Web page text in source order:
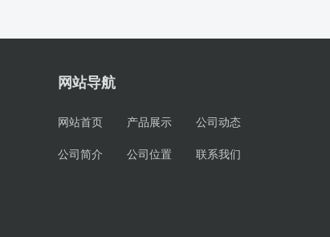
网站导航
网站首页 产品展示 公司动态
公司简介 公司位置 联系我们